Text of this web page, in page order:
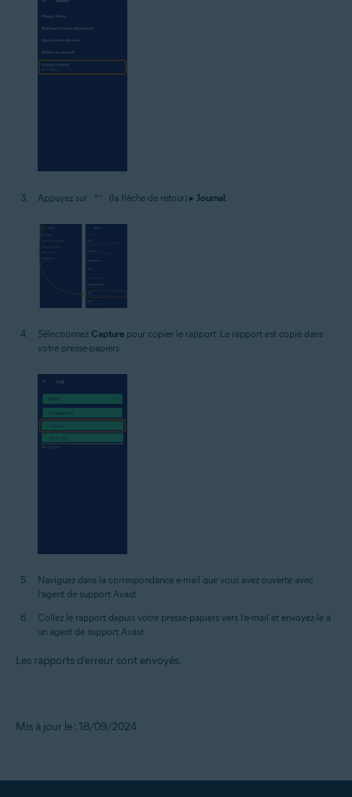
Appuyez sur (la flèche de retour) ▸Journal.
Sélectionnez Capture pour copier le rapport. Le rapport est copié dans
votre presse-papiers.
Naviguez dans la correspondance e-mail que vous avez ouverte avec
l’agent de support Avast.
Collez le rapport depuis votre presse-papiers vers l’e-mail et envoyez-le à
un agent de support Avast.
Les rapports d’erreur sont envoyés.
Mis à jour le : 18/09/2024